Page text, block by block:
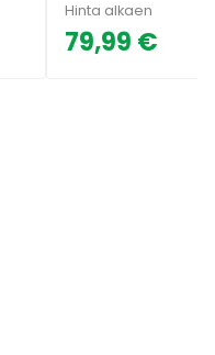
Hinta alkaen
79,99 €